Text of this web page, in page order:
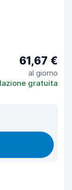
61,67 €
al giorno
gratuita